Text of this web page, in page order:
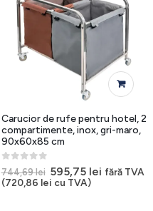
Carucior de rufe pentru hotel, 2
compartimente, inox, gri-maro,
90x60x85 cm
0out of 5
744,69lei Prețul
inițial
595,75 lei Prețul
fără TVA
(720,86 lei cu TVA)